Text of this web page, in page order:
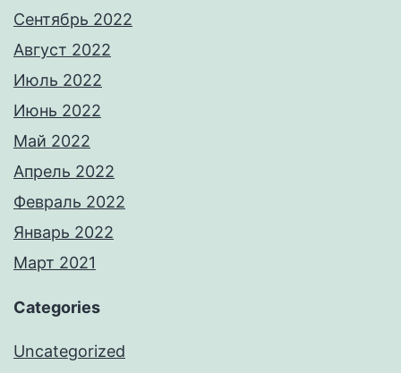
Сентябрь 2022
Август 2022
Июль 2022
Июнь 2022
Май 2022
Апрель 2022
Февраль 2022
Январь 2022
Март 2021
Categories
Uncategorized